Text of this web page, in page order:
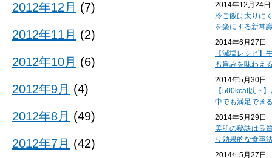
2014年12月24日
冷ご飯は太りに
を楽にする新常
2014年6月27日
【減塩レシピ】
も旨みを味わえ
2014年5月30日
【500kcal以下
中でも満足でき
2014年5月29日
美肌の秘訣は良
り効果的な食事
2014年5月27日
2012年12月 (7)
2012年11月 (2)
2012年10月 (6)
2012年9月 (4)
2012年8月 (49)
2012年7月 (42)